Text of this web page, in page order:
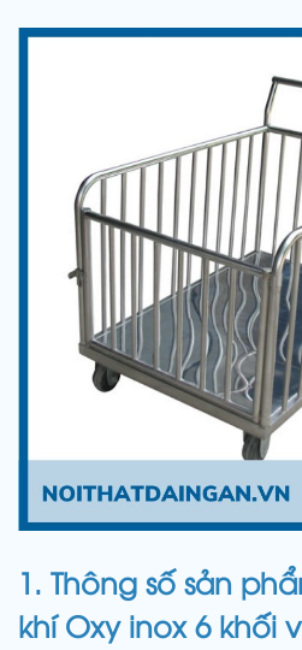
1. Thông số sản
khí Oxy inox 6 khối